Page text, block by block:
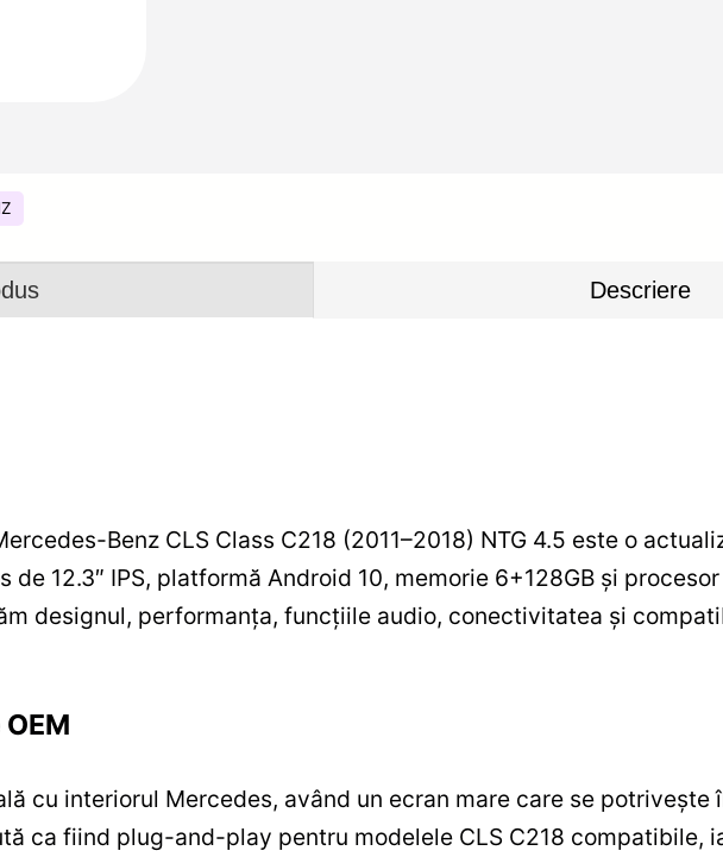
Descriere
Benz CLS Class C218 (2011–2018) NTG 4.5 este o
12.3″ IPS, platformă Android 10, memorie 6+128GB și
designul, performanța, funcțiile audio, conectivitatea și
cu interiorul Mercedes, având un ecran mare care se potrivește
ca fiind plug-and-play pentru modelele CLS C218 compatibile,